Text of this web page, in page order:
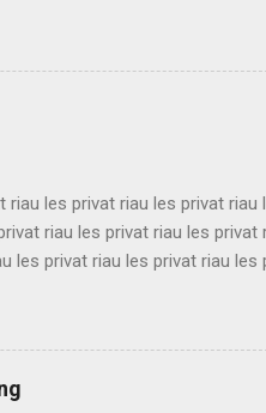
sukabumi les privat
sukabumi les privat
sukabumi les privat
sukabumi les privat
riau les privat riau les privat
riau les privat riau les
les privat riau les privat riau
riau les privat riau les
les privat riau les privat riau
riau les privat riau les privat riau